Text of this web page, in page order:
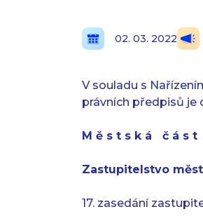
02. 03. 2022
V souladu s
právních předpisů je
M ě s t s k á č á s
Zastupitelstvo
17. zasedání